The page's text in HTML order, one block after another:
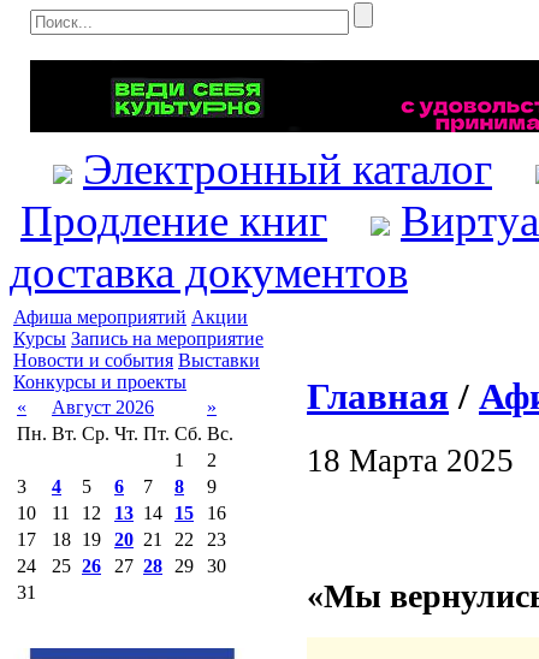
Электронный каталог
Продление книг
доставка документов
Афиша мероприятий Акции
Курсы Запись на мероприятие
Новости и события Выставки
Конкурсы и проекты
«
Август 2026
»
Пн. Вт. Ср. Чт. Пт. Сб. Вс.
1
2
3
4 5 6 7 8
9
10
11 12 13 14 15
16
17
18 19 20 21 22
23
24
25 26 27 28 29
30
31
Главная /
18 Марта 2025
«Мы